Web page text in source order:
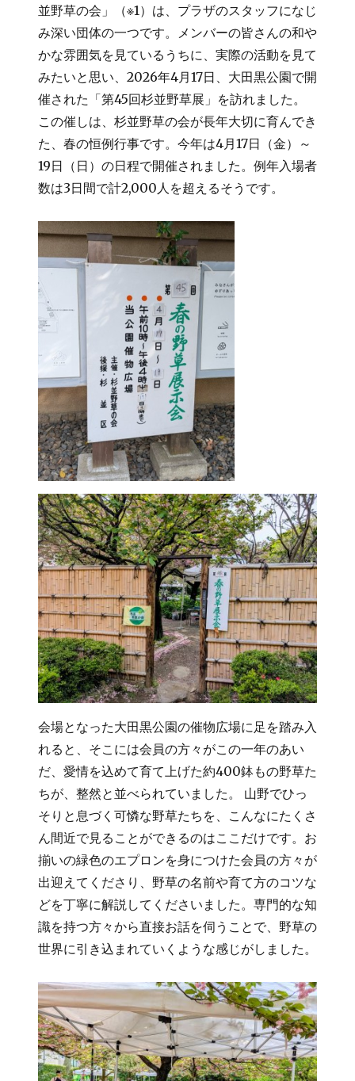
ー
並野草の会」（※1）は、プラザのスタッフになじ
み深い団体の一つです。メンバーの皆さんの和や
かな雰囲気を見ているうちに、実際の活動を見て
みたいと思い、2026年4月17日、大田黒公園で開
催された「第45回杉並野草展」を訪れました。
この催しは、杉並野草の会が長年大切に育んでき
た、春の恒例行事です。今年は4月17日（金）～
19日（日）の日程で開催されました。例年入場者
数は3日間で計2,000人を超えるそうです。
会場となった大田黒公園の催物広場に足を踏み入
れると、そこには会員の方々がこの一年のあい
だ、愛情を込めて育て上げた約400鉢もの野草た
ちが、整然と並べられていました。 山野でひっ
そりと息づく可憐な野草たちを、こんなにたくさ
ん間近で見ることができるのはここだけです。お
揃いの緑色のエプロンを身につけた会員の方々が
出迎えてくださり、野草の名前や育て方のコツな
どを丁寧に解説してくださいました。専門的な知
識を持つ方々から直接お話を伺うことで、野草の
世界に引き込まれていくような感じがしました。